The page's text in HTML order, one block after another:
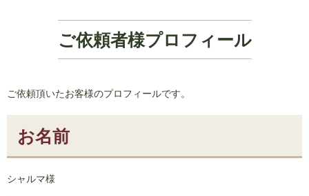
ご依頼者様プロフィール
ご依頼頂いたお客様のプロフィールです。
お名前
シャルマ様